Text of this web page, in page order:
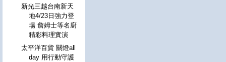
新光三越台南新天
地4/23日強力登
場 詹姆士等名廚
精彩料理實演
太平洋百貨 關燈all
day 用行動守護